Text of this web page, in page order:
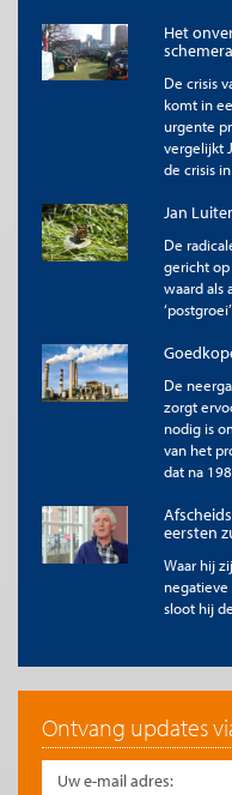
Het
De crisis
komt in
urgente
vergelijkt
de crisis
Jan
De
gericht
waard als
De
zorgt
nodig is
van het
dat na
eersten
Waar hij
negatieve
sloot hij
Ontvang updates